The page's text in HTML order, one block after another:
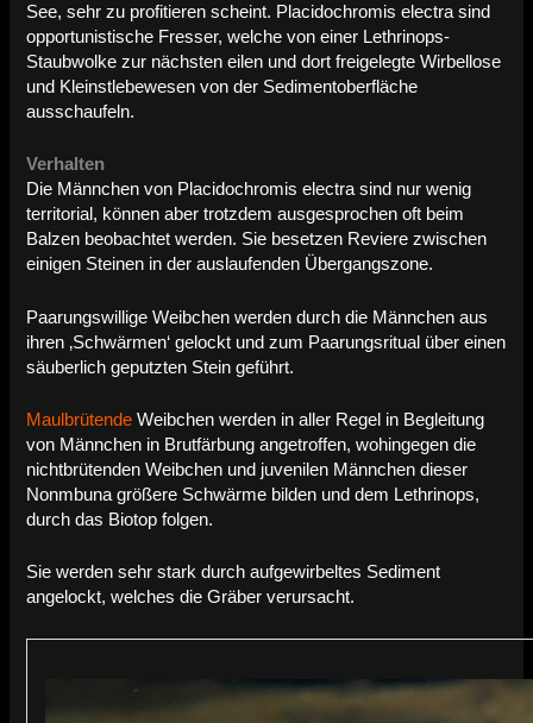
See, sehr zu profitieren scheint. Placidochromis electra sind
opportunistische Fresser, welche von einer Lethrinops-
Staubwolke zur nächsten eilen und dort freigelegte Wirbellose
und Kleinstlebewesen von der Sedimentoberfläche
ausschaufeln.
Verhalten
Die Männchen von Placidochromis electra sind nur wenig
territorial, können aber trotzdem ausgesprochen oft beim
Balzen beobachtet werden. Sie besetzen Reviere zwischen
einigen Steinen in der auslaufenden Übergangszone.
Paarungswillige Weibchen werden durch die Männchen aus
ihren ‚Schwärmen‘ gelockt und zum Paarungsritual über einen
säuberlich geputzten Stein geführt.
Maulbrütende Weibchen werden in aller Regel in Begleitung
von Männchen in Brutfärbung angetroffen, wohingegen die
nichtbrütenden Weibchen und juvenilen Männchen dieser
Nonmbuna größere Schwärme bilden und dem Lethrinops,
durch das Biotop folgen.
Sie werden sehr stark durch aufgewirbeltes Sediment
angelockt, welches die Gräber verursacht.